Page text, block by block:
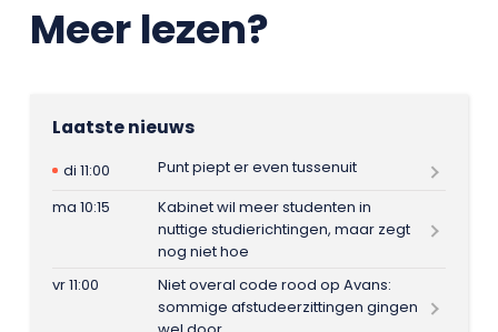
Meer lezen?
Laatste nieuws
di 11:00
Punt piept er even tussenuit
ma 10:15
Kabinet wil meer studenten in
nuttige studierichtingen, maar zegt
nog niet hoe
vr 11:00
Niet overal code rood op Avans:
sommige afstudeerzittingen gingen